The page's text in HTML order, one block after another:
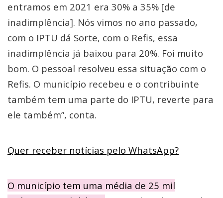
entramos em 2021 era 30% a 35% [de
inadimplência]. Nós vimos no ano passado,
com o IPTU dá Sorte, com o Refis, essa
inadimplência já baixou para 20%. Foi muito
bom. O pessoal resolveu essa situação com o
Refis. O município recebeu e o contribuinte
também tem uma parte do IPTU, reverte para
ele também”, conta.
Quer receber notícias pelo WhatsApp?
O município tem uma média de 25 mil